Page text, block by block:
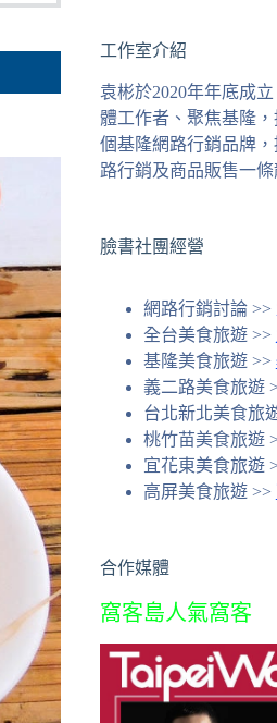
到
合
條
件
的
果
工作室介紹
袁彬於2020年年底成
體工作者、聚焦基隆
個基隆網路行銷品牌
路行銷及商品販售一
臉書社團經營
網路行銷討論 >>
全台美食旅遊 >>
基隆美食旅遊 >>
義二路美食旅遊
台北新北美食旅
桃竹苗美食旅遊
宜花東美食旅遊
高屏美食旅遊 >>
合作媒體
窩客島人氣窩客